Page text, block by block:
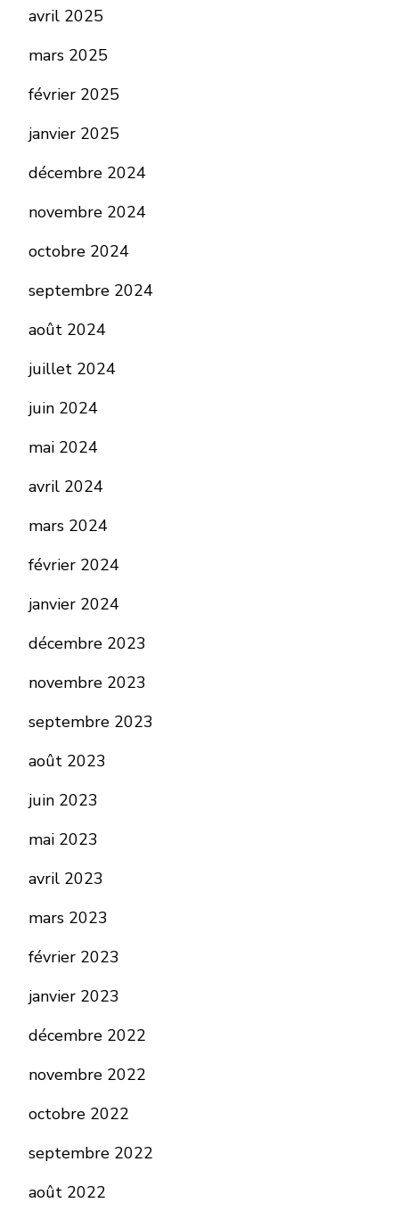
avril 2025
mars 2025
février 2025
janvier 2025
décembre 2024
novembre 2024
octobre 2024
septembre 2024
août 2024
juillet 2024
juin 2024
mai 2024
avril 2024
mars 2024
février 2024
janvier 2024
décembre 2023
novembre 2023
septembre 2023
août 2023
juin 2023
mai 2023
avril 2023
mars 2023
février 2023
janvier 2023
décembre 2022
novembre 2022
octobre 2022
septembre 2022
août 2022